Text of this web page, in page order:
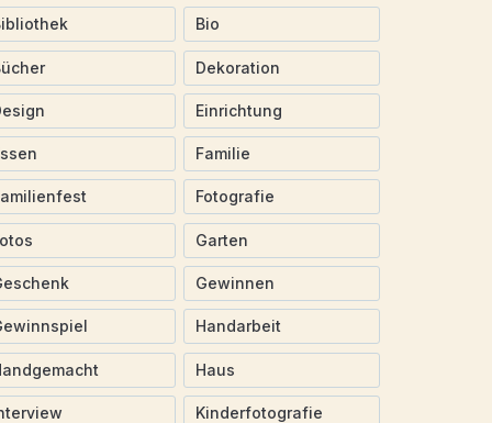
Bio
Dekoration
Einrichtung
Familie
Fotografie
Garten
Gewinnen
Handarbeit
Haus
Kinderfotografie